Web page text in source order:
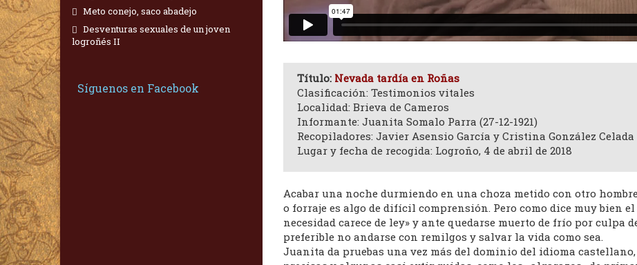
Meto conejo, saco abadejo
Desventuras sexuales de un joven
logroñés II
Síguenos en Facebook
Título: Nevada tardía en Roñas
Clasificación: Testimonios vitales
Localidad: Brieva de Cameros
Informante: Juanita Somalo Parra (27-12-1921)
Recopiladores: Javier Asensio García y Cristina González Celada
Lugar y fecha de recogida: Logroño, 4 de abril de 2018
Acabar una noche durmiendo en una choza metido con otro
o forraje es algo de difícil comprensión. Pero como dice muy bien
necesidad carece de ley» y ante quedarse muerto de frío por culpa
preferible no andarse con remilgos y salvar la vida como sea.
Juanita da pruebas una vez más del dominio del idioma